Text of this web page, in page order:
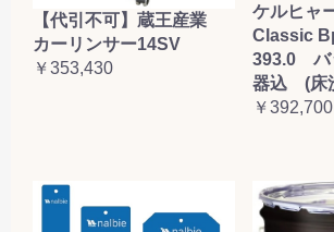
【代引不可】蔵王産業
カーリンサー14SV
￥353,430
ケルヒャ
Classic
393.0 バ
器込 (床
￥392,700